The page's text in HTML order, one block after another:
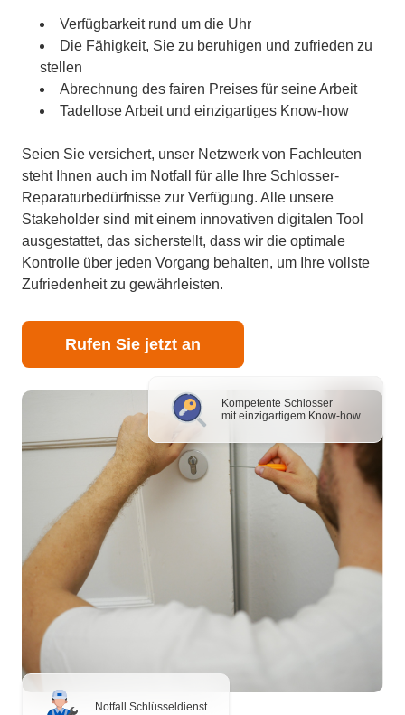
Kompetente Schlosser
mit einzigartigem Know-how
Notfall Schlüsseldienst
Verfügbarkeit rund um die Uhr
Die Fähigkeit, Sie zu beruhigen und zufrieden zu
stellen
Abrechnung des fairen Preises für seine Arbeit
Tadellose Arbeit und einzigartiges Know-how
Seien Sie versichert, unser Netzwerk von Fachleuten
steht Ihnen auch im Notfall für alle Ihre Schlosser-
Reparaturbedürfnisse zur Verfügung. Alle unsere
Stakeholder sind mit einem innovativen digitalen Tool
ausgestattet, das sicherstellt, dass wir die optimale
Kontrolle über jeden Vorgang behalten, um Ihre vollste
Zufriedenheit zu gewährleisten.
Rufen Sie jetzt an